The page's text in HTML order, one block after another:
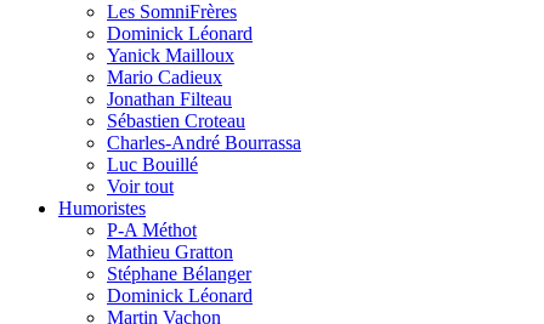
Les SomniFrères
Dominick Léonard
Yanick Mailloux
Mario Cadieux
Jonathan Filteau
Sébastien Croteau
Charles-André Bourrassa
Luc Bouillé
Voir tout
Humoristes
P-A Méthot
Mathieu Gratton
Stéphane Bélanger
Dominick Léonard
Martin Vachon